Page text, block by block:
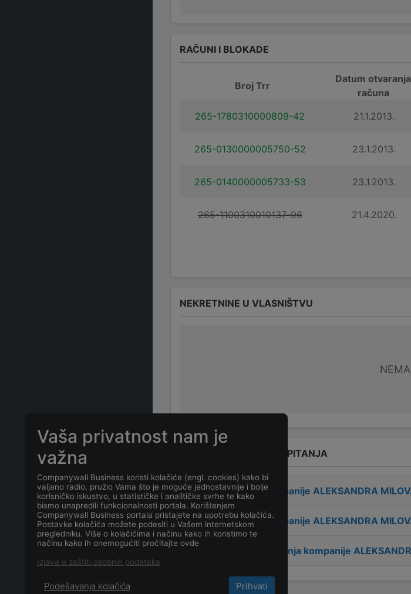
RAČUNI I BLOKADE
Broj Trr
Datum otvaranja
računa
265-1780310000809-42
21.1.2013.
265-0130000005750-52 23.1.2013.
265-0140000005733-53 23.1.2013.
265-1100310010137-96 21.4.2020.
NEKRETNINE U VLASNIŠTVU
ČESTO POSTAVLJANA PITANJA
Koja je adresa kompanije ALEKSANDRA
Koji je kontakt kompanije ALEKSANDRA
Koji je datum osnivanja kompanije
Vaša privatnost nam je
važna
Companywall Business koristi kolačiće (engl. cookies) kako bi
valjano radio, pružio Vama što je moguće jednostavnije i bolje
korisničko iskustvo, u statističke i analitičke svrhe te kako
bismo unapredili funkcionalnosti portala. Korištenjem
Companywall Business portala pristajete na upotrebu kolačića.
Postavke kolačića možete podesiti u Vašem internetskom
pregledniku. Više o kolačićima i načinu kako ih koristimo te
načinu kako ih onemogućiti pročitajte ovde
Izjava o zaštiti osobnih podataka
Podešavanja kolačića Prihvati